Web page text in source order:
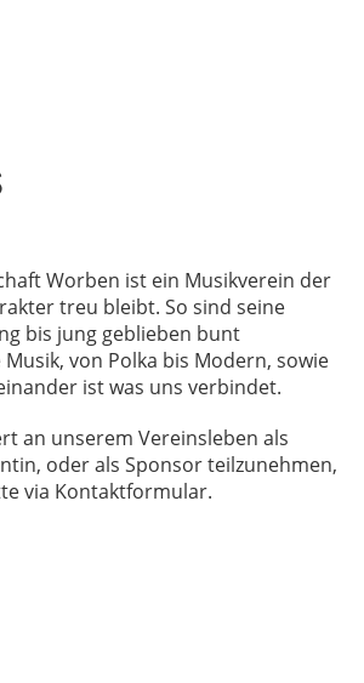
Worben ist ein Musikverein der
treu bleibt. So sind seine
bis jung geblieben bunt
von Polka bis Modern, sowie
ist was uns verbindet.
an unserem Vereinsleben als
oder als Sponsor teilzunehmen,
via Kontaktformular.